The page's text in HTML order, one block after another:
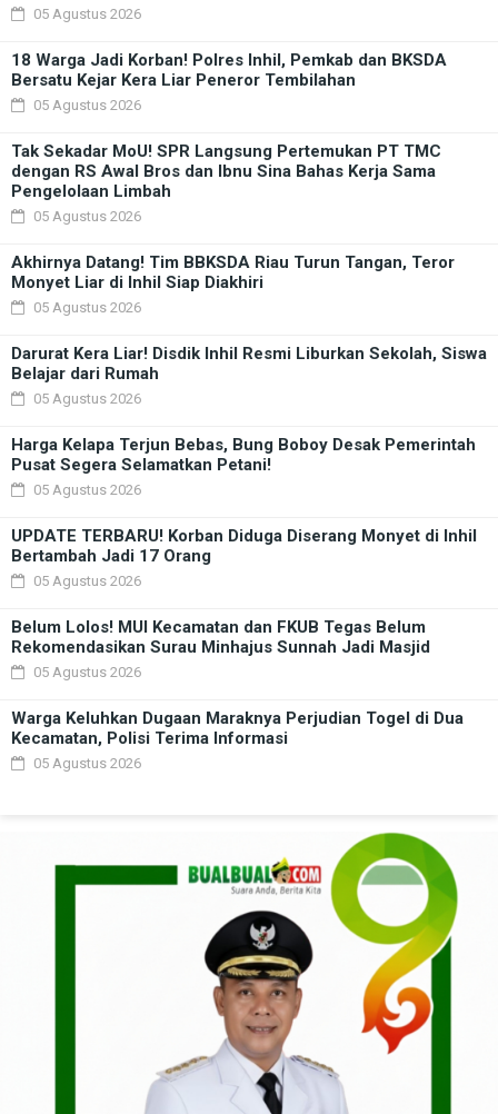
05 Agustus 2026
18 Warga Jadi Korban! Polres Inhil, Pemkab dan BKSDA
Bersatu Kejar Kera Liar Peneror Tembilahan
05 Agustus 2026
Tak Sekadar MoU! SPR Langsung Pertemukan PT TMC
dengan RS Awal Bros dan Ibnu Sina Bahas Kerja Sama
Pengelolaan Limbah
05 Agustus 2026
Akhirnya Datang! Tim BBKSDA Riau Turun Tangan, Teror
Monyet Liar di Inhil Siap Diakhiri
05 Agustus 2026
Darurat Kera Liar! Disdik Inhil Resmi Liburkan Sekolah, Siswa
Belajar dari Rumah
05 Agustus 2026
Harga Kelapa Terjun Bebas, Bung Boboy Desak Pemerintah
Pusat Segera Selamatkan Petani!
05 Agustus 2026
UPDATE TERBARU! Korban Diduga Diserang Monyet di Inhil
Bertambah Jadi 17 Orang
05 Agustus 2026
Belum Lolos! MUI Kecamatan dan FKUB Tegas Belum
Rekomendasikan Surau Minhajus Sunnah Jadi Masjid
05 Agustus 2026
Warga Keluhkan Dugaan Maraknya Perjudian Togel di Dua
Kecamatan, Polisi Terima Informasi
05 Agustus 2026